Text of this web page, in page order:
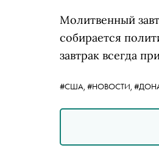
Молитвенный
собирается
завтрак всегда
#США, #НОВОСТИ,